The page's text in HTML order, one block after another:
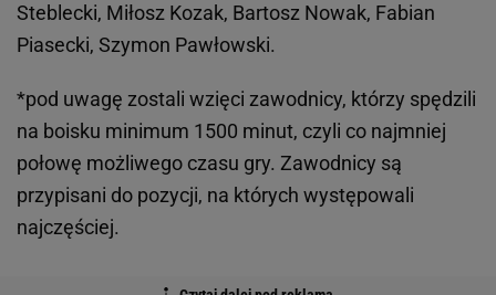
Steblecki, Miłosz Kozak, Bartosz Nowak, Fabian
Piasecki, Szymon Pawłowski.
*pod uwagę zostali wzięci zawodnicy, którzy spędzili
na boisku minimum 1500 minut, czyli co najmniej
połowę możliwego czasu gry. Zawodnicy są
przypisani do pozycji, na których występowali
najczęściej.